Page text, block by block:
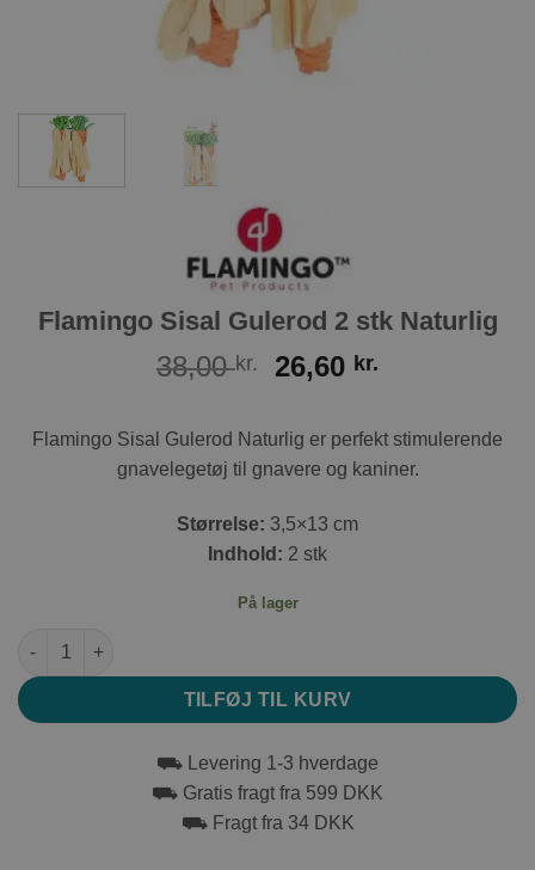
Flamingo Sisal Gulerod 2 stk Naturlig
38,00kr.
Den
pris
var:
38,00 kr..
26,60 kr.
pris
er:
26,60 kr..
Flamingo Sisal Gulerod Naturlig er perfekt stimulerende
gnavelegetøj til gnavere og kaniner.
Størrelse: 3,5×13 cm
Indhold: 2 stk
På lager
Flamingo Sisal Gulerod 2 stk Naturlig antal
TILFØJ TIL KURV
⛟ Levering 1-3 hverdage
⛟ Gratis fragt fra 599 DKK
⛟ Fragt fra 34 DKK